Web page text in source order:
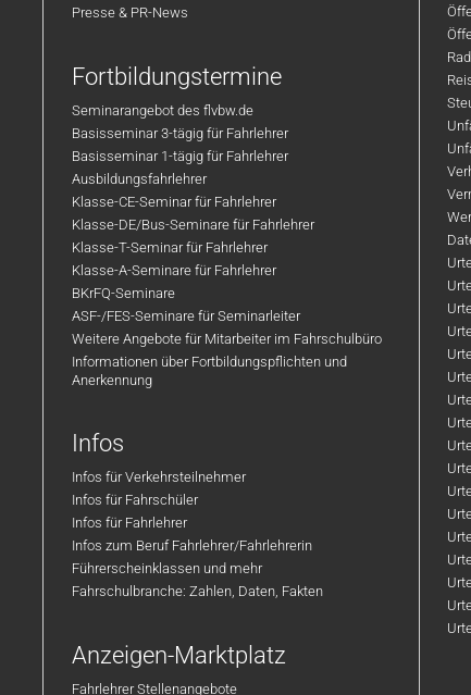
Presse & PR-News
Fortbildungstermine
Seminarangebot des flvbw.de
Basisseminar 3-tägig für Fahrlehrer
Basisseminar 1-tägig für Fahrlehrer
Ausbildungsfahrlehrer
Klasse-CE-Seminar für Fahrlehrer
Klasse-DE/Bus-Seminare für Fahrlehrer
Klasse-T-Seminar für Fahrlehrer
Klasse-A-Seminare für Fahrlehrer
BKrFQ-Seminare
ASF-/FES-Seminare für Seminarleiter
Weitere Angebote für Mitarbeiter im Fahrschulbüro
Informationen über Fortbildungspflichten und
Anerkennung
Infos
Infos für Verkehrsteilnehmer
Infos für Fahrschüler
Infos für Fahrlehrer
Infos zum Beruf Fahrlehrer/Fahrlehrerin
Führerscheinklassen und mehr
Fahrschulbranche: Zahlen, Daten, Fakten
Anzeigen-Marktplatz
Fahrlehrer Stellenangebote